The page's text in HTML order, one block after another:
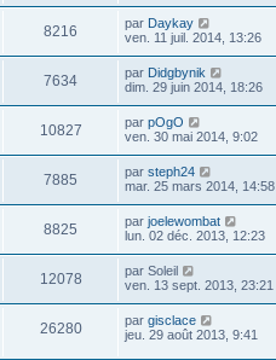
8216 par Daykay
ven. 11 juil. 2014, 13:26
7634 par Didgbynik
dim. 29 juin 2014, 18:26
10827 par pOgO
ven. 30 mai 2014, 9:02
7885 par steph24
mar. 25 mars 2014, 14:58
8825 par joelewombat
lun. 02 déc. 2013, 12:23
12078 par Soleil
ven. 13 sept. 2013, 23:21
26280 par gisclace
jeu. 29 août 2013, 9:41